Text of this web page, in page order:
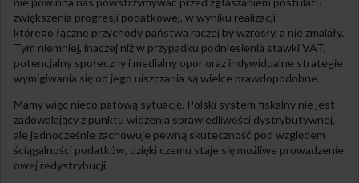
zwiększenia progresji podatkowej, w wyniku realizacji
którego łączne przychody państwa raczej by wzrosły, a nie zmalały.
Tym niemniej, inaczej niż w przypadku podniesienia stawki VAT,
potencjalny społeczny i medialny opór oraz indywidualne strategie
wymigiwania się od jego uiszczania są wielce prawdopodobne.
Mamy więc nieco patową sytuację. Polski system fiskalny nie jest
zadowalający z punktu widzenia sprawiedliwości dystrybutywnej,
ale jednocześnie zachowuje pewną skuteczność pod względem
ściągalności podatków, dzięki czemu staje się możliwe prowadzenie
owej redystrybucji.